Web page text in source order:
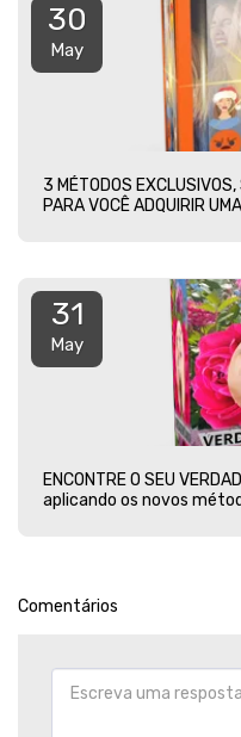
30
May
3 MÉTODOS
PARA VOCÊ ADQUIRIR
31
May
ENCONTRE O SEU
aplicando os novos
Comentários